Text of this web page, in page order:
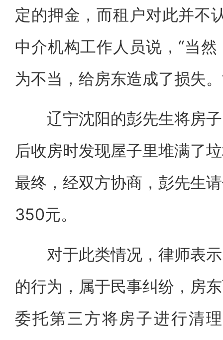
定的押金，而租户对此并不
中介机构工作人员说，“当
为不当，给房东造成了损失。
辽宁沈阳的彭先生将房子
后收房时发现屋子里堆满了
最终，经双方协商，彭先生
350元。
对于此类情况，律师表示
的行为，属于民事纠纷，房
委托第三方将房子进行清